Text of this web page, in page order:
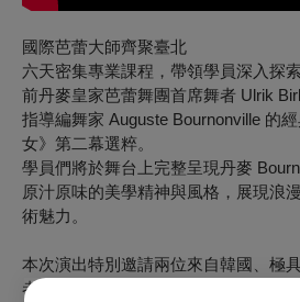
國際芭蕾大師齊聚臺北
六天密集專業課程，帶領學員深入探
前丹麥皇家芭蕾舞團首席舞者 Ulrik
指導編舞家 Auguste Bournonville 的
女》第二幕選粹。
學員們將於舞台上完整呈現丹麥
原汁原味的美學精神與風格，展現浪
術魅力。
本次演出特別邀請兩位來自韓國、極
者，與國內學員共同參與演出。